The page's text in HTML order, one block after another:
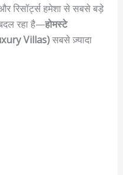
रिसॉर्ट्स हमेशा से सबसे बड़े
रहा है—होमस्टे
Villas)सबसे ज़्यादा